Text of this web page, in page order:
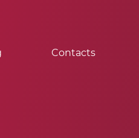
Contacts